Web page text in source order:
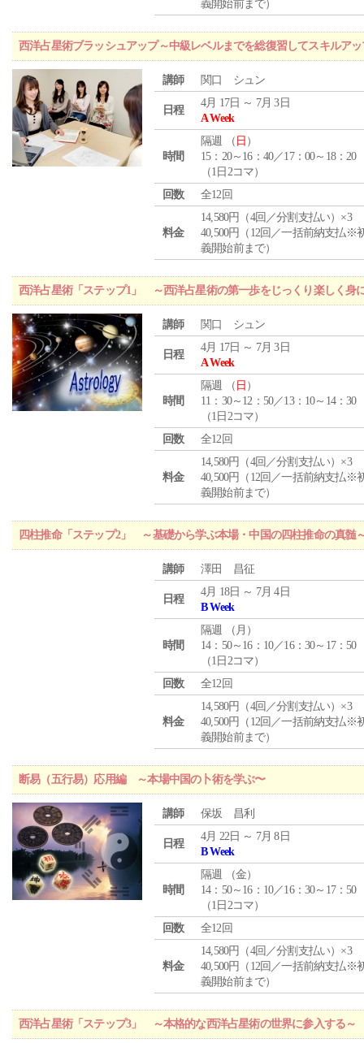
義開始前まで）
西洋占星術ブラッシュアップ～中級レベルまでを総復習してスキルア
講師 関口 シュン
日程
4月 17日 ～ 7月 3日
A Week
時間
隔週 （ 日 ）
15：20～16：40／17：00～18：20
（1日2コマ）
回数
全12回
料金
14,580円（4回／分割支払い）×3
40,500円（12回／一括前納支払※
義開始前まで）
西洋占星術「ステップ1」 ～西洋占星術の第一歩をじっくり楽しく身
講師 関口 シュン
日程
4月 17日 ～ 7月 3日
A Week
時間
隔週 （ 日 ）
11：30～12：50／13：10～14：30
（1日2コマ）
回数
全12回
料金
14,580円（4回／分割支払い）×3
40,500円（12回／一括前納支払※
義開始前まで）
四柱推命「ステップ2」 ～基礎から学ぶ本場・中国の四柱推命の真髄
講師 澤田 昌征
日程
4月 18日 ～ 7月 4日
B Week
時間
隔週 （ 月 ）
14：50～16：10／16：30～17：50
（1日2コマ）
回数
全12回
料金
14,580円（4回／分割支払い）×3
40,500円（12回／一括前納支払※
義開始前まで）
断易（五行易）応用編 ～本場中国の卜術を学ぶ〜
講師 保坂 昌利
日程
4月 22日 ～ 7月 8日
B Week
時間
隔週 （金）
14：50～16：10／16：30～17：50
（1日2コマ）
回数
全12回
料金
14,580円（4回／分割支払い）×3
40,500円（12回／一括前納支払※
義開始前まで）
西洋占星術「ステップ3」 ～本格的な西洋占星術の世界に参入する～